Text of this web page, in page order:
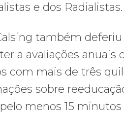
e dos Radialistas.
também
a avaliações anuais
com mais de três
sobre
menos 15